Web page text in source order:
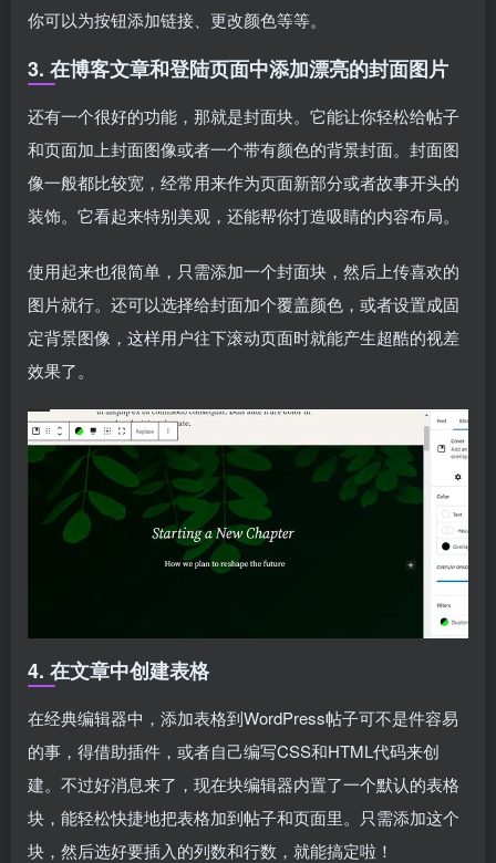
你可以为按钮添加链接、更改颜色等等。
3. 在博客文章和登陆页面中添加漂亮的封面图片
还有一个很好的功能，那就是封面块。它能让你轻松给帖子
和页面加上封面图像或者一个带有颜色的背景封面。封面图
像一般都比较宽，经常用来作为页面新部分或者故事开头的
装饰。它看起来特别美观，还能帮你打造吸睛的内容布局。
使用起来也很简单，只需添加一个封面块，然后上传喜欢的
图片就行。还可以选择给封面加个覆盖颜色，或者设置成固
定背景图像，这样用户往下滚动页面时就能产生超酷的视差
效果了。
4. 在文章中创建表格
在经典编辑器中，添加表格到WordPress帖子可不是件容易
的事，得借助插件，或者自己编写CSS和HTML代码来创
建。不过好消息来了，现在块编辑器内置了一个默认的表格
块，能轻松快捷地把表格加到帖子和页面里。只需添加这个
块，然后选好要插入的列数和行数，就能搞定啦！